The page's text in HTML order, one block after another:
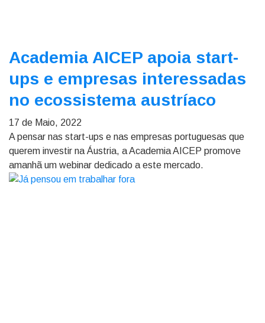
Academia AICEP apoia start-
ups e empresas interessadas
no ecossistema austríaco
17 de Maio, 2022
A pensar nas start-ups e nas empresas portuguesas que
querem investir na Áustria, a Academia AICEP promove
amanhã um webinar dedicado a este mercado.